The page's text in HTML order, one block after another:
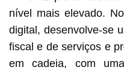
nível mais elevado.
digital, desenvolve-se
fiscal e de serviços e
em cadeia, com